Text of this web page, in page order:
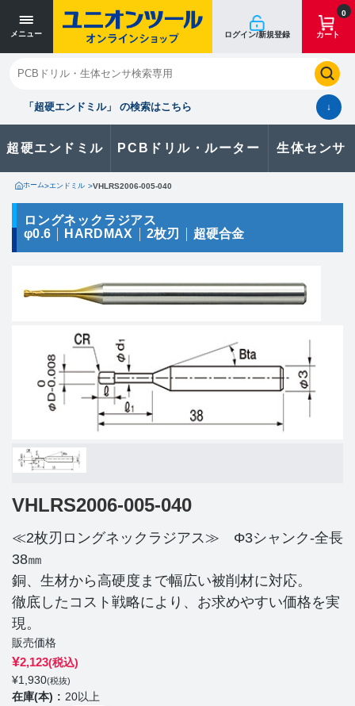
メニュー ログイン/新規登録
0
カート
「超硬エンドミル」 の検索はこちら ↓
超硬エンドミル PCBドリル・ルーター 生体センサ
閉じる
お気に入り クイックオーダー 購入履歴
製品に関するお問い合わせはこちら
お問い合わせ
カタログ一覧
ホーム>エンドミル >VHLRS2006-005-040
ロングネックラジアス
φ0.6
HARDMAX 2枚刃 超硬合金
VHLRS2006-005-040
≪2枚刃ロングネックラジアス≫ Φ3シャンク-全長
38㎜
銅、生材から高硬度まで幅広い被削材に対応。
徹底したコスト戦略により、お求めやすい価格を実
現。
販売価格
¥2,123(税込)
¥1,930(税抜)
在庫(本)
20以上
寸法単位 [mm]
寸法単位 [mm]